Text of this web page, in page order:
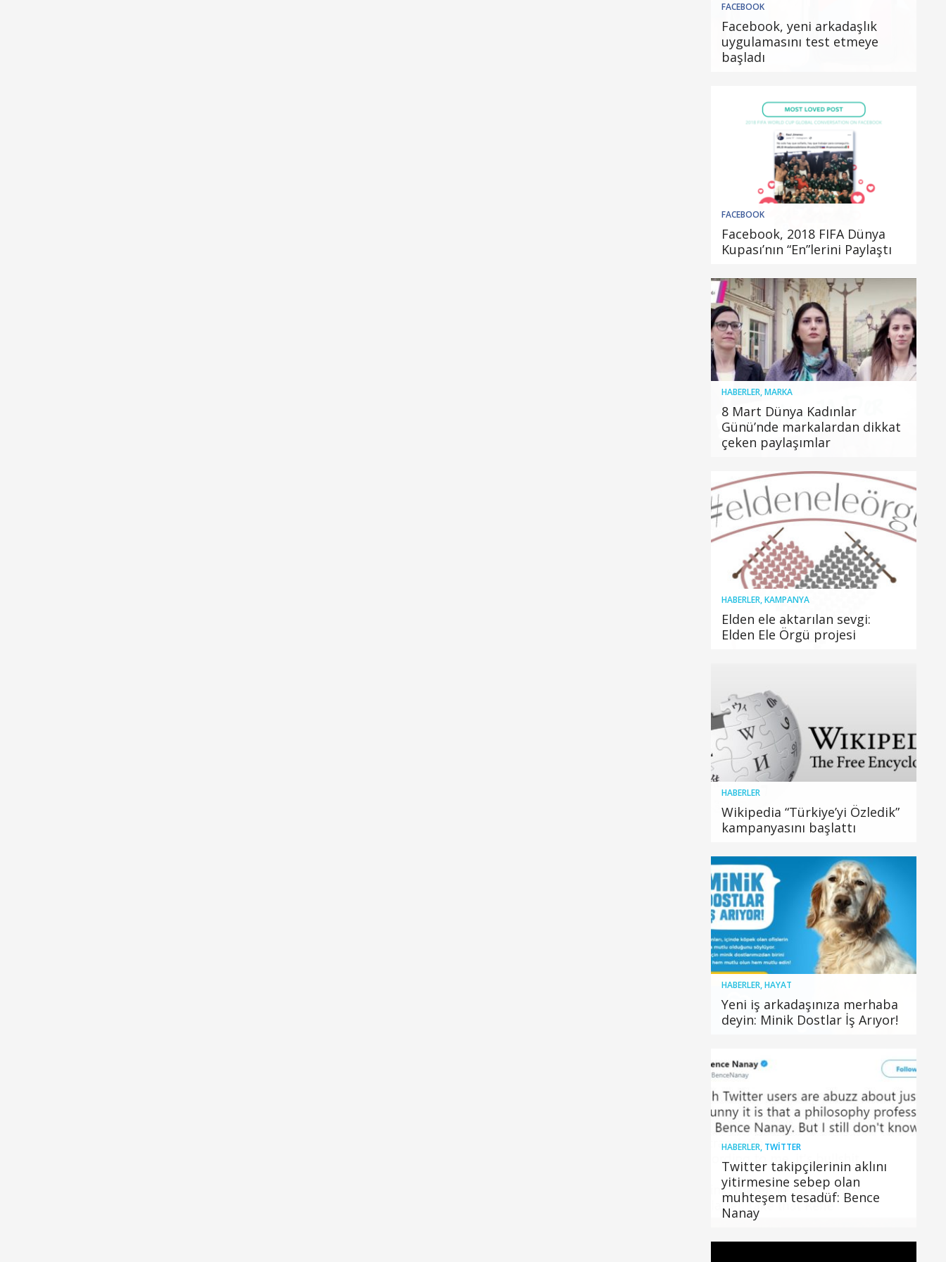
FACEBOOK
Facebook, yeni arkadaşlık
uygulamasını test etmeye
başladı
FACEBOOK
Facebook, 2018 FIFA Dünya
Kupası’nın “En”lerini Paylaştı
HABERLER,MARKA
8 Mart Dünya Kadınlar
Günü’nde markalardan dikkat
çeken paylaşımlar
HABERLER,KAMPANYA
Elden ele aktarılan sevgi:
Elden Ele Örgü projesi
HABERLER
Wikipedia “Türkiye’yi Özledik”
kampanyasını başlattı
HABERLER,HAYAT
Yeni iş arkadaşınıza merhaba
deyin: Minik Dostlar İş Arıyor!
HABERLER, TWITTER
Twitter takipçilerinin aklını
yitirmesine sebep olan
muhteşem tesadüf: Bence
Nanay